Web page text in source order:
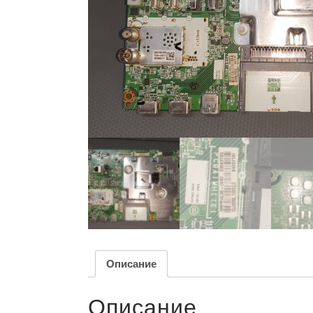
Описание
Описание